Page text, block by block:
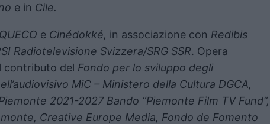
e in Cile.
e Cinédokké, in associazione con Redibis
Radiotelevisione Svizzera/SRG SSR. Opera
contributo del Fondo per lo sviluppo degli
MiC – Ministero della Cultura DGCA,
2021-2027 Bando “Piemonte Film TV Fund”,
Creative Europe Media, Fondo de Fomento